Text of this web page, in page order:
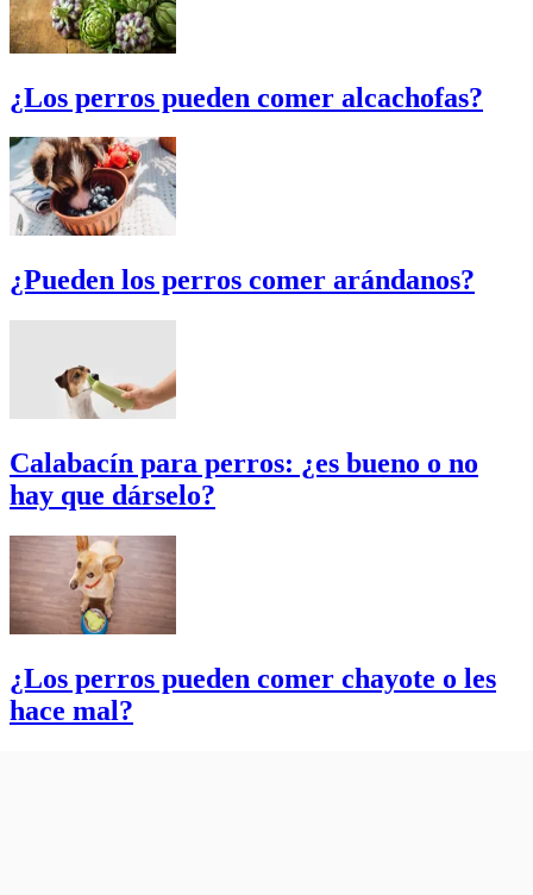
¿Los perros pueden comer alcachofas?
¿Pueden los perros comer arándanos?
Calabacín para perros: ¿es bueno o no
hay que dárselo?
¿Los perros pueden comer chayote o les
hace mal?